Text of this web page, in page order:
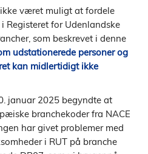
været muligt at fordele
Registeret for Udenlandske
som beskrevet i denne
udstationerede personer og
kan midlertidigt ikke
januar 2025 begyndte at
branchekoder fra NACE
har givet problemer med
i RUT på branche